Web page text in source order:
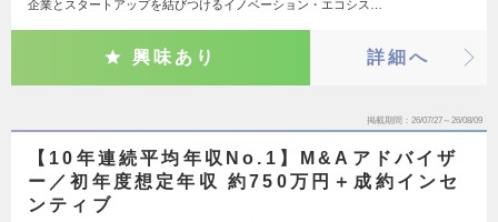
企業とスタートアップを結びつけるイノベーション・エコシス…
興味あり 詳細へ
掲載期間 26/07/27～26/08/09
【10年連続平均年収No.1】M&Aアドバイザ
ー／初年度想定年収 約750万円＋成約インセ
ンティブ